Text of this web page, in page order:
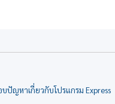
ปัญหาเกี่ยวกับโปรแกรม Express